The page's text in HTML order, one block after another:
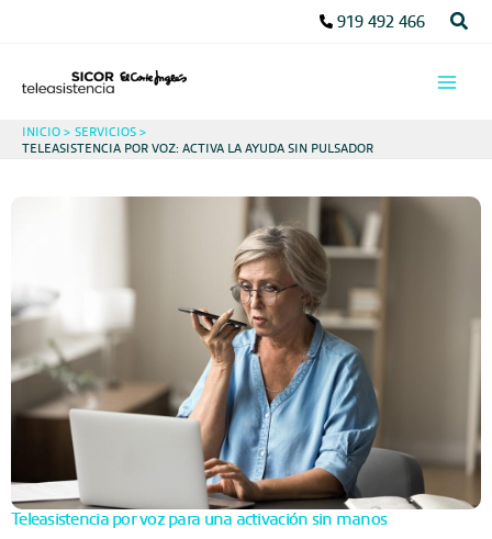
919 492 466
INICIO
SERVICIOS
TELEASISTENCIA POR VOZ: ACTIVA LA AYUDA SIN PULSADOR
Teleasistencia por voz para una activación sin manos